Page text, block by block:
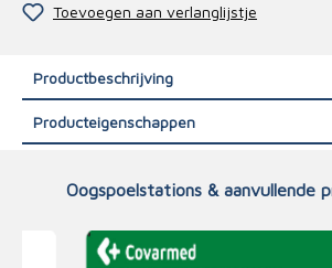
Toevoegen aan verlanglijstje
Productbeschrijving
Producteigenschappen
Oogspoelstations & aanvullende